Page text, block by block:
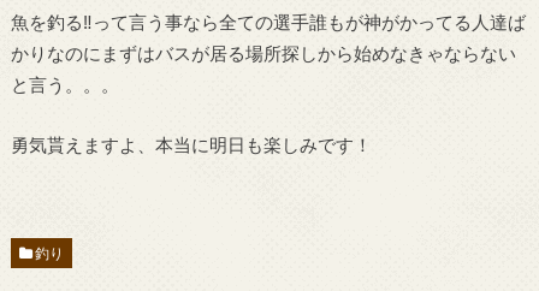
魚を釣る‼︎って言う事なら全ての選手誰もが神がかってる人達ば
かりなのにまずはバスが居る場所探しから始めなきゃならない
と言う。。。
勇気貰えますよ、本当に明日も楽しみです！
釣り